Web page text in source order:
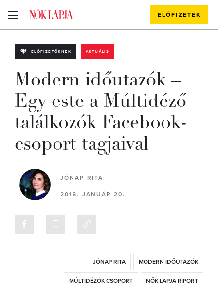
ELŐFIZETEK
ELŐFIZETŐKNEK AKTUÁLIS
Modern időutazók –
Egy este a Múltidéző
találkozók Facebook-
csoport tagjaival
JÓNAP RITA
2018. JANUÁR 20.
JÓNAP RITA MODERN IDŐUTAZÓK
MÚLTIDÉZŐK CSOPORT NŐK LAPJA RIPORT